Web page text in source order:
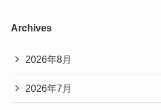
Archives
2026年8月
2026年7月